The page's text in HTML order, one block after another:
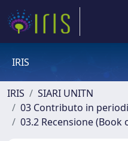
IRIS
IRIS
SIARI UNITN
03 Contributo in
03.2 Recensione